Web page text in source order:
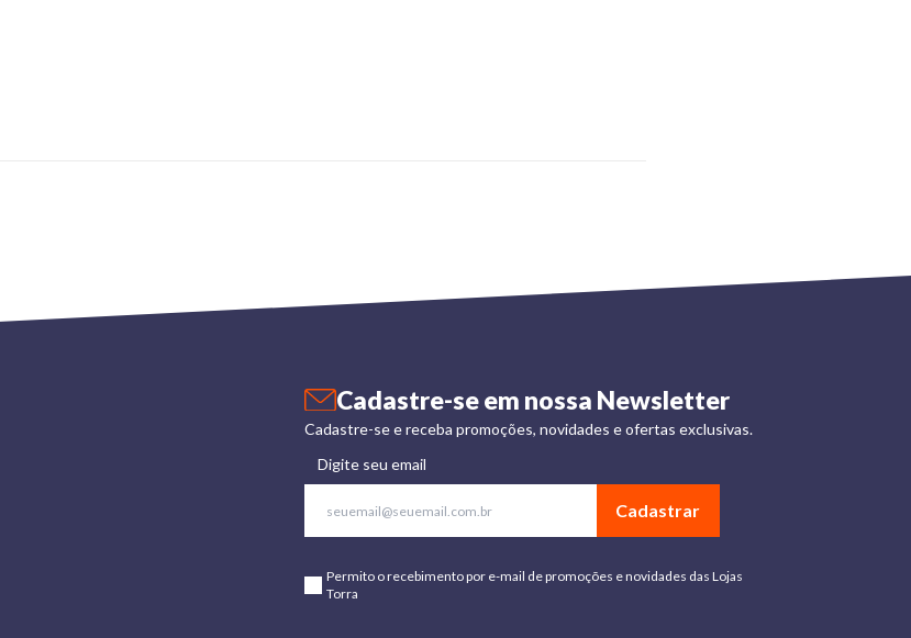
Cadastre-se em nossa Newsletter
Cadastre-se e receba promoções, novidades e ofertas exclusivas.
Digite seu email
Cadastrar
Permito o recebimento por e-mail de promoções e novidades das Lojas
Torra